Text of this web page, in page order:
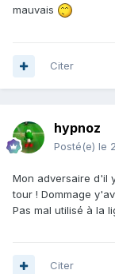
mauvais
Citer
hypnoz
Posté(e) le
Mon adversaire d'il
tour ! Dommage
Pas mal utilisé à la
Citer